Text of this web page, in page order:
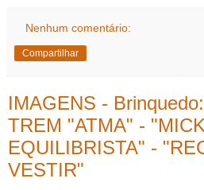
Nenhum comentário:
Compartilhar
IMAGENS -
TREM "ATMA" -
EQUILIBRISTA" -
VESTIR"